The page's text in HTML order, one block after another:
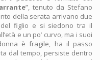
”, tenuto da Stefano
della serata arrivano due
figlio e si siedono tra il
e un po’ curvo, ma i suoi
è fragile, ha il passo
dal tempo, persiste dentro